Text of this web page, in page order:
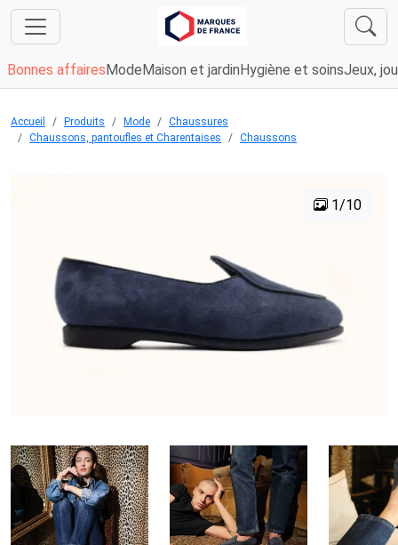
Bonnes affaires Mode Maison et jardin Hygiène et soinsJeux,
Accueil Produits Mode
Chaussures
Chaussons, pantoufles et Charentaises
Chaussons
1/10